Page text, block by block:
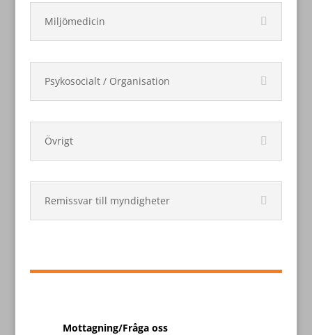
Miljömedicin
Psykosocialt / Organisation
Övrigt
Remissvar till myndigheter
Mottagning/Fråga oss